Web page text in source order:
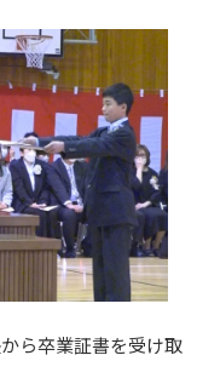
ら卒業証書を受け取